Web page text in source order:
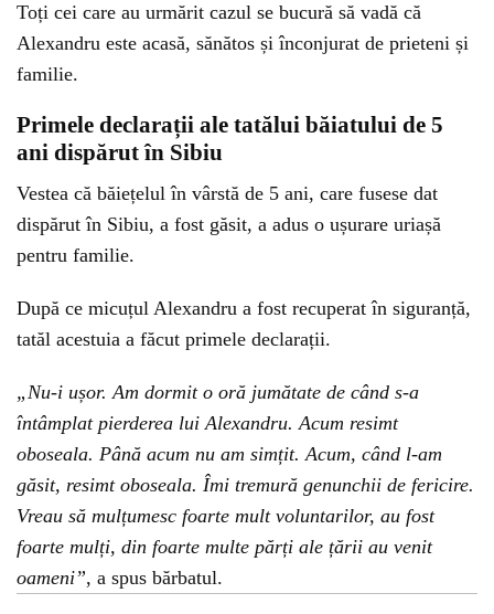
Toți cei care au urmărit cazul se bucură să vadă că
Alexandru este acasă, sănătos și înconjurat de prieteni și
familie.
Primele declarații ale tatălui băiatului de 5
ani dispărut în Sibiu
Vestea că băiețelul în vârstă de 5 ani, care fusese dat
dispărut în Sibiu, a fost găsit, a adus o ușurare uriașă
pentru familie.
După ce micuțul Alexandru a fost recuperat în siguranță,
tatăl acestuia a făcut primele declarații.
„Nu-i ușor. Am dormit o oră jumătate de când s-a
întâmplat pierderea lui Alexandru. Acum resimt
oboseala. Până acum nu am simțit. Acum, când l-am
găsit, resimt oboseala. Îmi tremură genunchii de fericire.
Vreau să mulțumesc foarte mult voluntarilor, au fost
foarte mulți, din foarte multe părți ale țării au venit
oameni”, a spus bărbatul.